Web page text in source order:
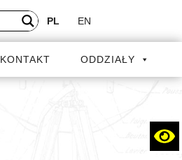
PL EN
KONTAKT ODDZIAŁY